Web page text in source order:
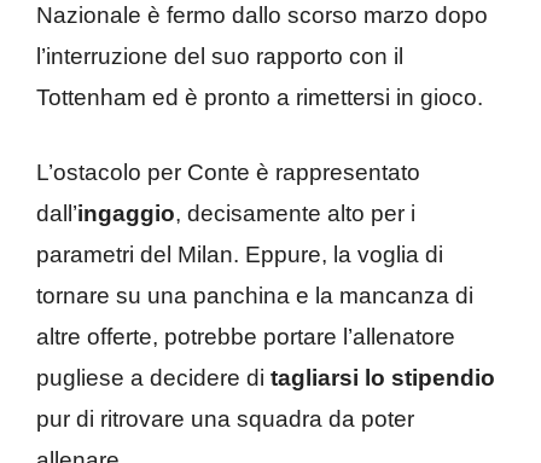
Nazionale è fermo dallo scorso marzo dopo
l’interruzione del suo rapporto con il
Tottenham ed è pronto a rimettersi in gioco.
L’ostacolo per Conte è rappresentato
dall’ingaggio, decisamente alto per i
parametri del Milan. Eppure, la voglia di
tornare su una panchina e la mancanza di
altre offerte, potrebbe portare l’allenatore
pugliese a decidere di tagliarsi lo stipendio
pur di ritrovare una squadra da poter